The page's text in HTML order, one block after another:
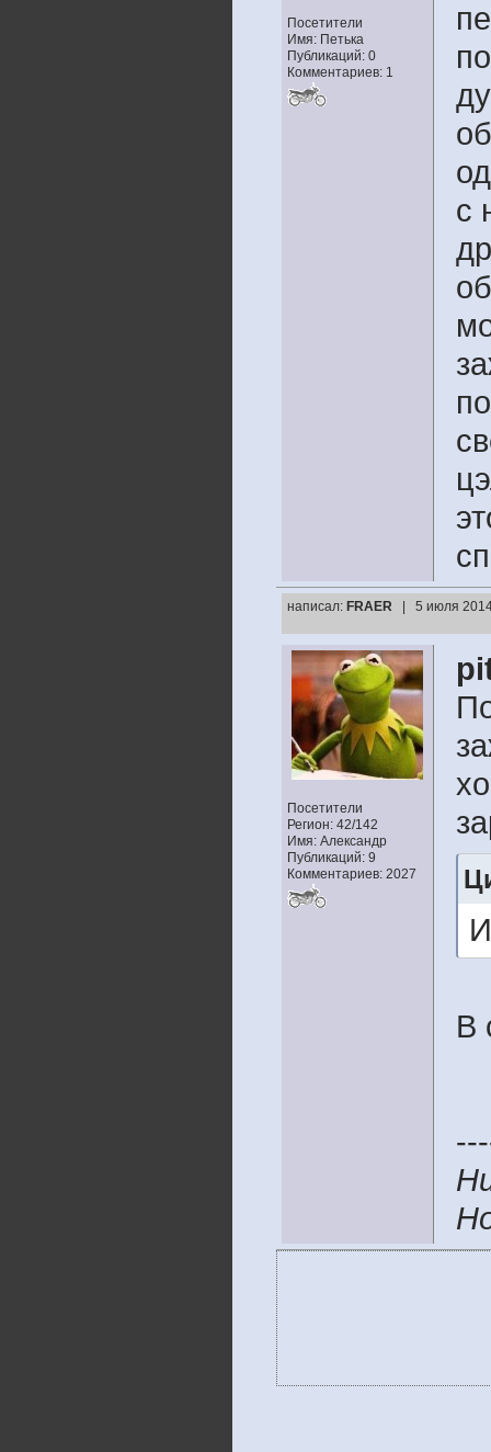
Посетители
Имя: Петька
Публикаций: 0
Комментариев: 1
с
написал: FRAER | 5 июля
Посетители
Регион: 42/142
Имя: Александр
Публикаций: 9
Комментариев: 2027
В